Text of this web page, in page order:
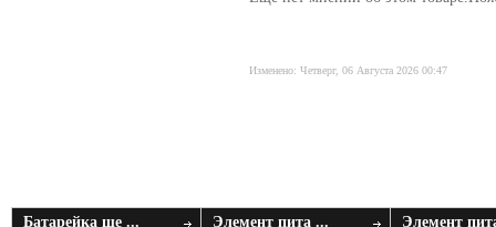
Изменено: Четверг, 06 Августа 2026 00:47
Батарейка ще ... Элемент пита ... Элемент